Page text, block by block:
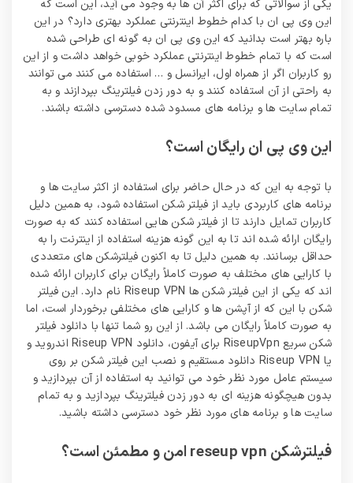
یکی از سوالاتی که برای اکثر آن ها به وجود می آید، این است که
این وی پی ان با کدام خطوط اینترنتی عملکرد بهتری دارد؟ در این
باره بهتر است بدانید که این وی پی ان به گونه ای طراحی شده
است که با تمام خطوط اینترنتی عملکرد خوبی خواهد داشت و از این
رو کاربران اگر از همراه اول، ایرانسل و … استفاده می کنند می توانند
به راحتی از آن استفاده کنند و به دور زدن فیلترینگ بپردازند و به
تمام سایت ها و برنامه های مسدود شده دسترسی داشته باشند.
این وی پی ان رایگان است؟
با توجه به این که در حال حاضر برای استفاده از اکثر سایت ها و
برنامه های کاربردی باید از فیلتر شکن استفاده شود، به همین دلیل
کاربران تمایل دارند تا از فیلتر شکن هایی استفاده کنند که به صورت
رایگان ارائه شده اند تا به این گونه هزینه استفاده از اینترنت را به
حداقل برسانند. به همین دلیل تا به اکنون فیلترشکن های متعددی
با کارایی های مختلف به صورت کاملاً رایگان برای کاربران ارائه شده
اند که یکی از این فیلتر شکن ها Riseup VPN نام دارد. این فیلتر
شکن با این که از آپشن ها و کارایی های مختلفی برخوردار است، اما
به صورت کاملاً رایگان می باشد. از این رو شما تنها با دانلود فیلتر
شکن سریع RiseupVpn برای آیفون، دانلود Riseup VPN اندروید و
یا Riseup VPN دانلود مستقیم و نصب این فیلتر شکن بر روی
سیستم عامل مورد نظر خود می توانید به استفاده از آن بپردازید و
بدون هیچگونه هزینه‌ ای به دور زدن فیلترینگ بپردازید و به تمام
سایت ها و برنامه های مورد نظر خود دسترسی داشته باشید.
فیلترشکن reseup vpn امن و مطمئن است؟